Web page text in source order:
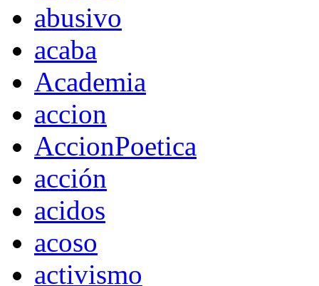
abusivo
acaba
Academia
accion
AccionPoetica
acción
acidos
acoso
activismo